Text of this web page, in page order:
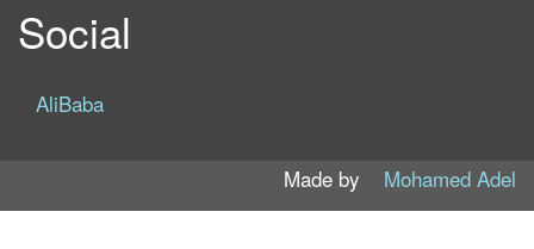
Social
AliBaba
Made by Mohamed Adel